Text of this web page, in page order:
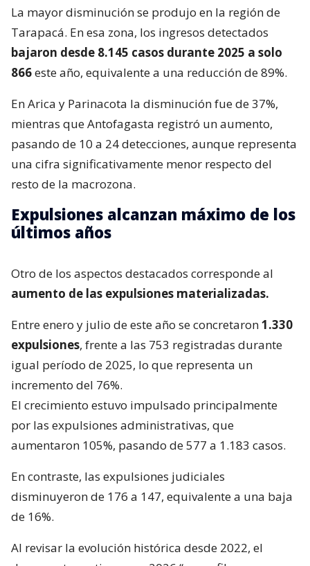
La mayor disminución se produjo en la región de
Tarapacá. En esa zona, los ingresos detectados
bajaron desde 8.145 casos durante 2025 a solo
866este año, equivalente a una reducción de 89%.
En Arica y Parinacota la disminución fue de 37%,
mientras que Antofagasta registró un aumento,
pasando de 10 a 24 detecciones, aunque representa
una cifra significativamente menor respecto del
resto de la macrozona.
Expulsiones alcanzan máximo de los
últimos años
Otro de los aspectos destacados corresponde al
aumento de las expulsiones materializadas.
Entre enero y julio de este año se concretaron1.330
expulsiones, frente a las 753 registradas durante
igual período de 2025, lo que representa un
incremento del 76%.
El crecimiento estuvo impulsado principalmente
por las expulsiones administrativas, que
aumentaron 105%, pasando de 577 a 1.183 casos.
En contraste, las expulsiones judiciales
disminuyeron de 176 a 147, equivalente a una baja
de 16%.
Al revisar la evolución histórica desde 2022, el